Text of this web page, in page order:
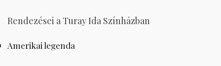
Rendezései a Turay Ida Színházban
Amerikai legenda